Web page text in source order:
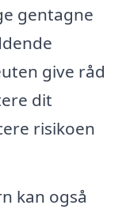
gentagne
give råd
dit
risikoen
kan også